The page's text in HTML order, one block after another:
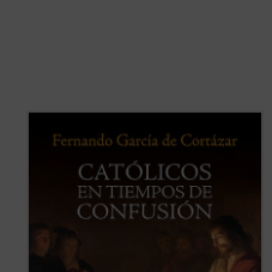
manifiesto a favor de que el humanismo de
tradición cristiana vuelva a ser la
referencia que nos defina, de tal forma que
nuestros valores, los propios de la
civilización occidental, recuperen su ...